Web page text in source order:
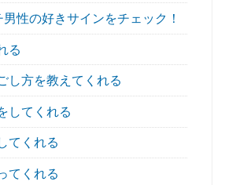
性の好きサインをチェック！
る
し方を教えてくれる
してくれる
てくれる
てくれる